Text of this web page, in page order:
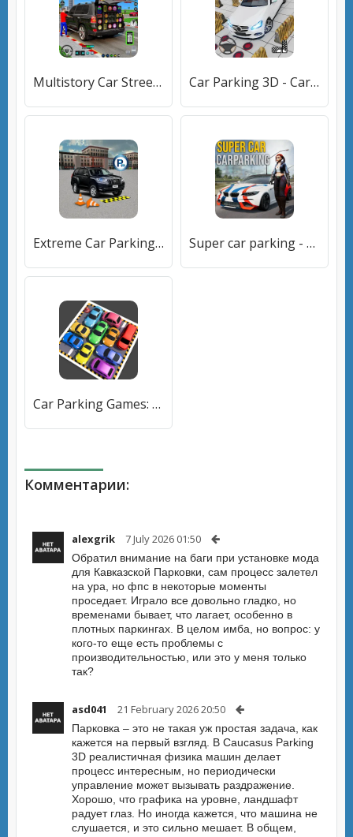
Multistory Car Street Parking [МОД Unlocked] APK Android Car Parking 3D - Car Games 3D (Парковка Игра) [МОД Все открыто] APK Android
Extreme Car Parking Game [МОД Unlocked] APK Android Super car parking - Car games [МОД Бесконечные монеты] APK Android
Car Parking Games: Parking Jam (Кар Паркинг Джем) [МОД Premium] APK Android
Комментарии:
alexgrik 7 July 2026 01:50
Обратил внимание на баги при установке мода
для Кавказской Парковки, сам процесс залетел
на ура, но фпс в некоторые моменты
проседает. Играло все довольно гладко, но
временами бывает, что лагает, особенно в
плотных паркингах. В целом имба, но вопрос: у
кого-то еще есть проблемы с
производительностью, или это у меня только
так?
asd041 21 February 2026 20:50
Парковка – это не такая уж простая задача, как
кажется на первый взгляд. В Caucasus Parking
3D реалистичная физика машин делает
процесс интересным, но периодически
управление может вызывать раздражение.
Хорошо, что графика на уровне, ландшафт
радует глаз. Но иногда кажется, что машина не
слушается, и это сильно мешает. В общем,